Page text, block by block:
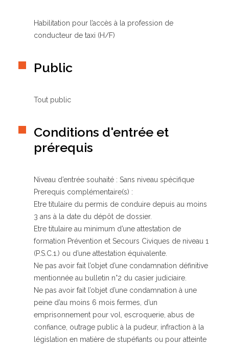
Habilitation pour l’accès à la profession de
conducteur de taxi (H/F)
Public
Tout public
Conditions d'entrée et
prérequis
Niveau d’entrée souhaité : Sans niveau spécifique
Prerequis complémentaire(s) :
Etre titulaire du permis de conduire depuis au moins
3 ans à la date du dépôt de dossier.
Etre titulaire au minimum d’une attestation de
formation Prévention et Secours Civiques de niveau 1
(P.S.C.1.) ou d’une attestation équivalente.
Ne pas avoir fait l’objet d’une condamnation définitive
mentionnée au bulletin n°2 du casier judiciaire.
Ne pas avoir fait l’objet d’une condamnation à une
peine d’au moins 6 mois fermes, d’un
emprisonnement pour vol, escroquerie, abus de
confiance, outrage public à la pudeur, infraction à la
législation en matière de stupéfiants ou pour atteinte